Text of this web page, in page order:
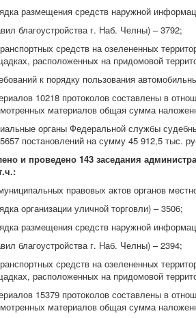
размещения средств наружной
благоустройства г. Наб. Челны) – 3792;
средств на озелененных
расположенных на придомовой
к порядку пользования
10218 протоколов составлены в
материалов общая сумма
органы Федеральной службы
постановлений на сумму 45 912,5 тыс.
и проведено 143 заседания
правовых актов органов
организации уличной торговли) – 3506;
размещения средств наружной
благоустройства г. Наб. Челны) – 2394;
средств на озелененных
расположенных на придомовой
15379 протоколов составлены в
материалов общая сумма